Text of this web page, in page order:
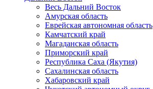
Весь Дальний Восток
Амурская область
Еврейская автономная область
Камчатский край
Магаданская область
Приморский край
Республика Саха (Якутия)
Сахалинская область
Хабаровский край